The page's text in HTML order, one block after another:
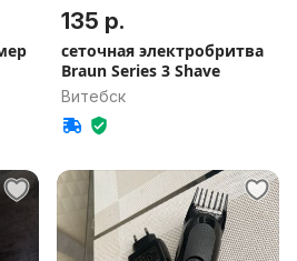
135 р.
сеточная электробритва
Braun Series 3 Shave
Витебск